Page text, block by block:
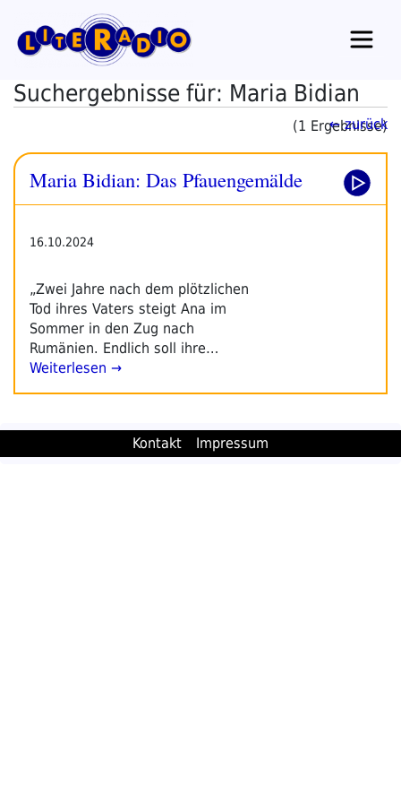
Inhalt
springen
Suchergebnisse für: Maria Bidian
(1 Ergebnisse)
← zurück
Maria Bidian: Das Pfauengemälde
16.10.2024
„Zwei Jahre nach dem plötzlichen
Tod ihres Vaters steigt Ana im
Sommer in den Zug nach
Rumänien. Endlich soll ihre…
Weiterlesen →
Kontakt Impressum